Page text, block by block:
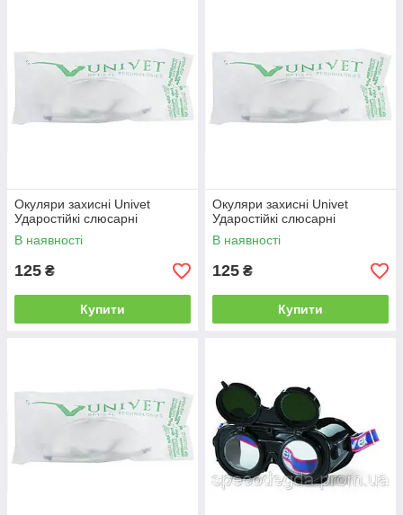
Окуляри захисні Univet
Ударостійкі слюсарні
В наявності
125 ₴
Купити
Окуляри захисні Univet
Ударостійкі слюсарні
В наявності
125 ₴
Купити